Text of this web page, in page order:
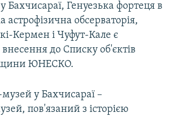
Бахчисараї, Генуезька фортеця в
астрофізична обсерваторія,
Кермен і Чуфут-Кале є
до Списку об'єктів
ЮНЕСКО.
у Бахчисараї –
пов'язаний з історією